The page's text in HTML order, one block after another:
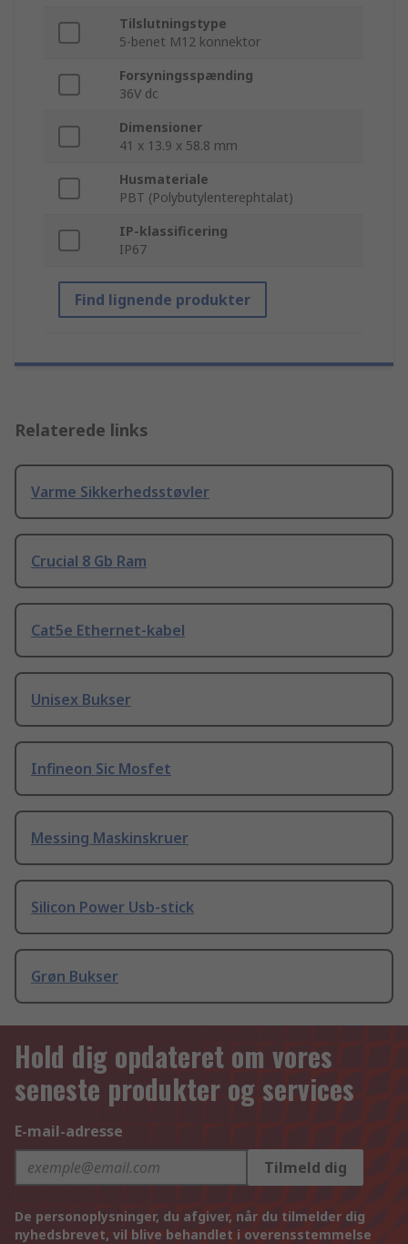
Tilslutningstype
5-benet M12 konnektor
Forsyningsspænding
36V dc
Dimensioner
41 x 13.9 x 58.8 mm
Husmateriale
PBT (Polybutylenterephtalat)
IP-klassificering
IP67
Find lignende produkter
Relaterede links
Varme Sikkerhedsstøvler
Crucial 8 Gb Ram
Cat5e Ethernet-kabel
Unisex Bukser
Infineon Sic Mosfet
Messing Maskinskruer
Silicon Power Usb-stick
Grøn Bukser
Hold dig opdateret om vores
seneste produkter og services
E-mail-adresse
Tilmeld dig
De personoplysninger, du afgiver, når du tilmelder dig
nyhedsbrevet, vil blive behandlet i overensstemmelse